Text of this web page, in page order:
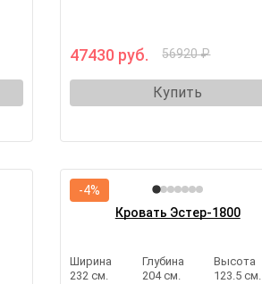
47430 руб. 56920 ₽
Купить
Кровать Эстер-1800
Ширина
232 см.
Глубина
204 см.
Высота
123.5 см.
-4%